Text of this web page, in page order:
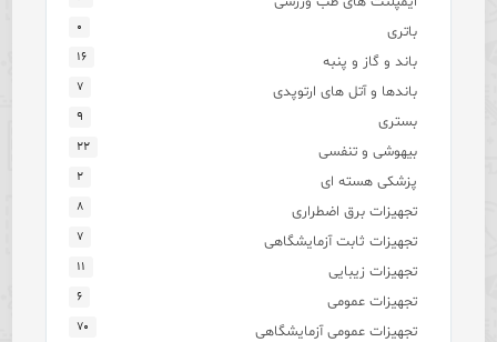
باتری ۰
باند و گاز و پنبه ۱۶
باندها و آتل های ارتوپدی ۷
بستری ۹
بیهوشی و تنفسی ۲۲
پزشکی هسته ای ۲
تجهیزات برق اضطراری ۸
تجهیزات ثابت آزمایشگاهی ۷
تجهیزات زیبایی ۱۱
تجهیزات عمومی ۶
تجهیزات عمومی آزمایشگاهی ۷۰